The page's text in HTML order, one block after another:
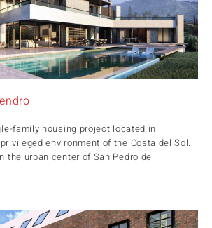
family housing project located in
environment of the Costa del Sol.
the urban center of San Pedro de